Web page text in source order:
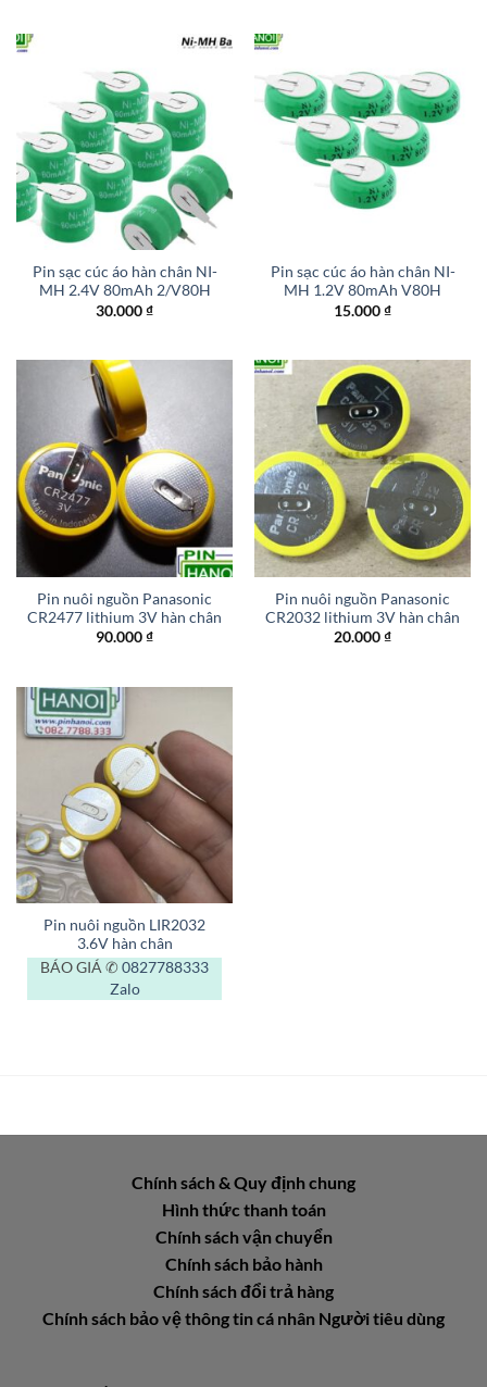
Pin sạc cúc áo hàn chân NI-
MH 2.4V 80mAh 2/V80H
30.000₫
Pin sạc cúc áo hàn chân NI-
MH 1.2V 80mAh V80H
15.000₫
Pin nuôi nguồn Panasonic
CR2477 lithium 3V hàn chân
90.000₫
Pin nuôi nguồn Panasonic
CR2032 lithium 3V hàn chân
20.000₫
Pin nuôi nguồn LIR2032
3.6V hàn chân
BÁO GIÁ ✆ 0827788333
Zalo
Chính sách & Quy định chung
Hình thức thanh toán
Chính sách vận chuyển
Chính sách bảo hành
Chính sách đổi trả hàng
Chính sách bảo vệ thông tin cá nhân Người tiêu dùng